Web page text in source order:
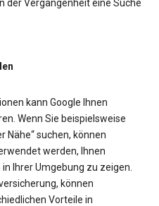
der Vergangenheit eine Suche
kann Google Ihnen
Wenn Sie beispielsweise
Nähe“ suchen, können
werden, Ihnen
Ihrer Umgebung zu zeigen.
können
Vorteile in